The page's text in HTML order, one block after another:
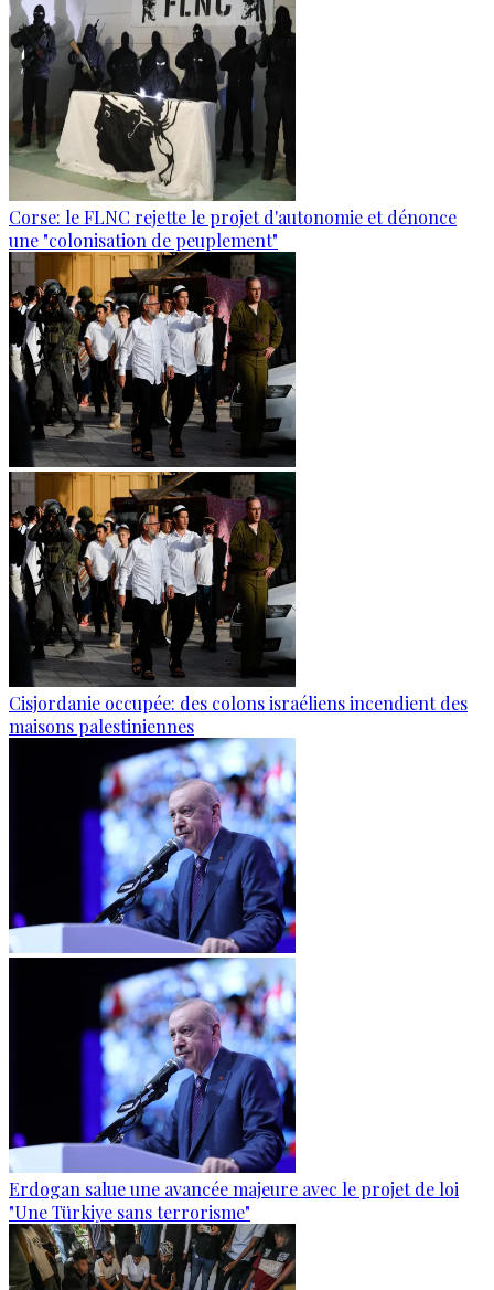
Corse: le FLNC rejette le projet d'autonomie et dénonce
une "colonisation de peuplement"
Cisjordanie occupée: des colons israéliens incendient des
maisons palestiniennes
Erdogan salue une avancée majeure avec le projet de loi
"Une Türkiye sans terrorisme"